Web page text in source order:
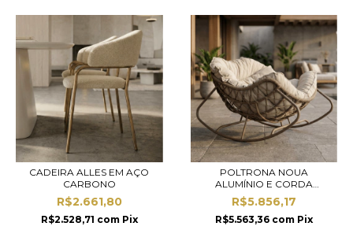
CADEIRA ALLES EM AÇO
CARBONO
R$2.661,80
R$2.528,71 com Pix
POLTRONA NOUA
ALUMÍNIO E CORDA
NÁUTICA
R$5.856,17
R$5.563,36 com Pix